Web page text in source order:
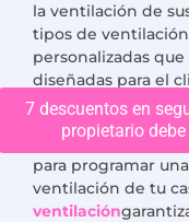
la ventilación de
tipos de
personalizadas
diseñadas para el
No esperes para
ventilación. Ponte
para programar
ventilación de tu
ventilación
7 descuentos en
propietario